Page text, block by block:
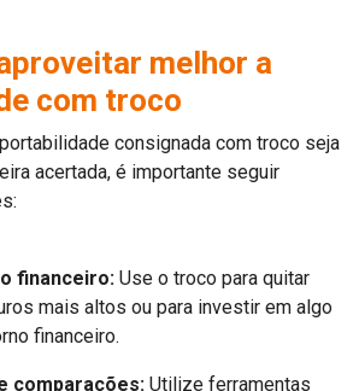
melhor a
com troco
consignada com troco seja
acertada, é importante seguir
financeiro: Use o troco para quitar
mais altos ou para investir em algo
financeiro.
comparações: Utilize ferramentas